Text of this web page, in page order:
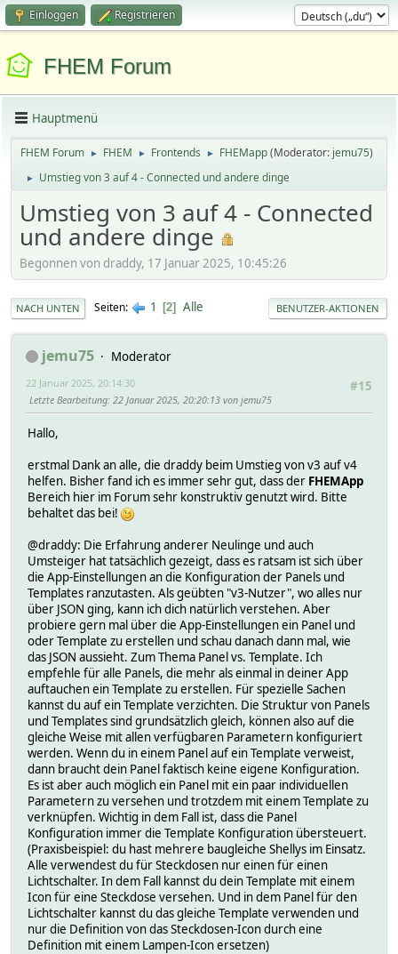
Einloggen Registrieren
FHEM Forum
Hauptmenü
FHEM Forum ► FHEM ► Frontends ► FHEMapp(Moderator: jemu75)
► Umstieg von 3 auf 4 - Connected und andere dinge
Umstieg von 3 auf 4 - Connected
und andere dinge
Begonnen von draddy, 17 Januar 2025, 10:45:26
NACH UNTEN Seiten 1 2 Alle BENUTZER-AKTIONEN
jemu75
Moderator
#15
22 Januar 2025, 20:14:30
Letzte Bearbeitung: 22 Januar 2025, 20:20:13 von jemu75
Hallo,
erstmal Dank an alle, die draddy beim Umstieg von v3 auf v4
helfen. Bisher fand ich es immer sehr gut, dass der FHEMApp
Bereich hier im Forum sehr konstruktiv genutzt wird. Bitte
behaltet das bei!
@draddy: Die Erfahrung anderer Neulinge und auch
Umsteiger hat tatsächlich gezeigt, dass es ratsam ist sich über
die App-Einstellungen an die Konfiguration der Panels und
Templates ranzutasten. Als geübten "v3-Nutzer", wo alles nur
über JSON ging, kann ich dich natürlich verstehen. Aber
probiere gern mal über die App-Einstellungen ein Panel und
oder Template zu erstellen und schau danach dann mal, wie
das JSON aussieht. Zum Thema Panel vs. Template. Ich
empfehle für alle Panels, die mehr als einmal in deiner App
auftauchen ein Template zu erstellen. Für spezielle Sachen
kannst du auf ein Template verzichten. Die Struktur von Panels
und Templates sind grundsätzlich gleich, können also auf die
gleiche Weise mit allen verfügbaren Parametern konfiguriert
werden. Wenn du in einem Panel auf ein Template verweist,
dann braucht dein Panel faktisch keine eigene Konfiguration.
Es ist aber auch möglich ein Panel mit ein paar individuellen
Parametern zu versehen und trotzdem mit einem Template zu
verknüpfen. Wichtig in dem Fall ist, dass die Panel
Konfiguration immer die Template Konfiguration übersteuert.
(Praxisbeispiel: du hast mehrere baugleiche Shellys im Einsatz.
Alle verwendest du für Steckdosen nur einen für einen
Lichtschalter. In dem Fall kannst du dein Template mit einem
Icon für eine Steckdose versehen. Und in dem Panel für den
Lichtschalter kannst du das gleiche Template verwenden und
nur die Definition von das Steckdosen-Icon durch eine
Definition mit einem Lampen-Icon ersetzen)